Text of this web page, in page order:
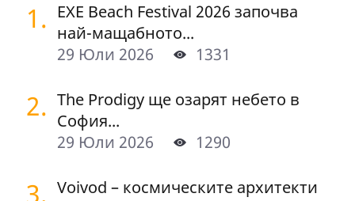
1. EXE Beach Festival 2026 започва
най-мащабното...
29 Юли 2026
1331
2. The Prodigy ще озарят небето в
София...
29 Юли 2026
1290
3. Voivod – космическите архитекти